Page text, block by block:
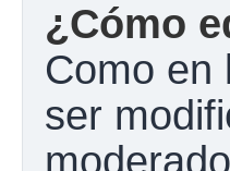
¿Cómo
Como en
ser